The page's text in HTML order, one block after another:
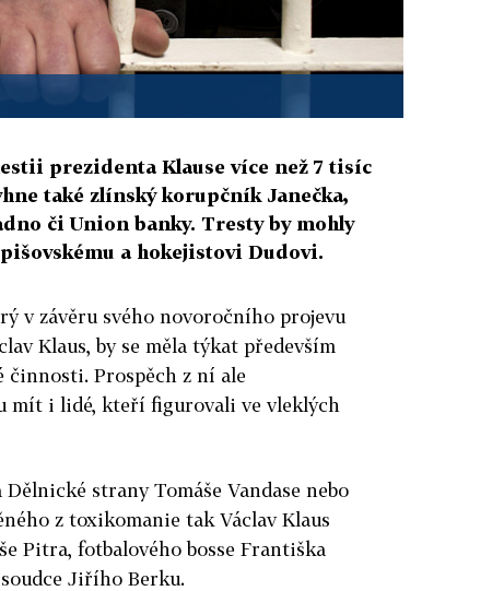
prezidenta Klause více než 7 tisíc
také zlínský korupčník Janečka,
či Union banky. Tresty by mohly
a hokejistovi Dudovi.
v závěru svého novoročního projevu
Klaus, by se měla týkat především
činnosti. Prospěch z ní ale
mít i lidé, kteří figurovali ve vleklých
strany Tomáše Vandase nebo
z toxikomanie tak Václav Klaus
Pitra, fotbalového bosse Františka
Jiřího Berku.